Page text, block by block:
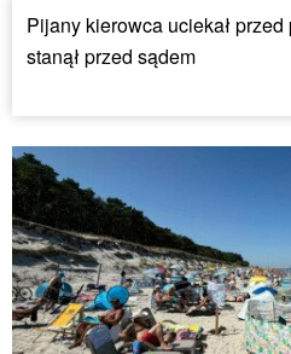
Pijany kierowca uciekał
stanął przed sądem